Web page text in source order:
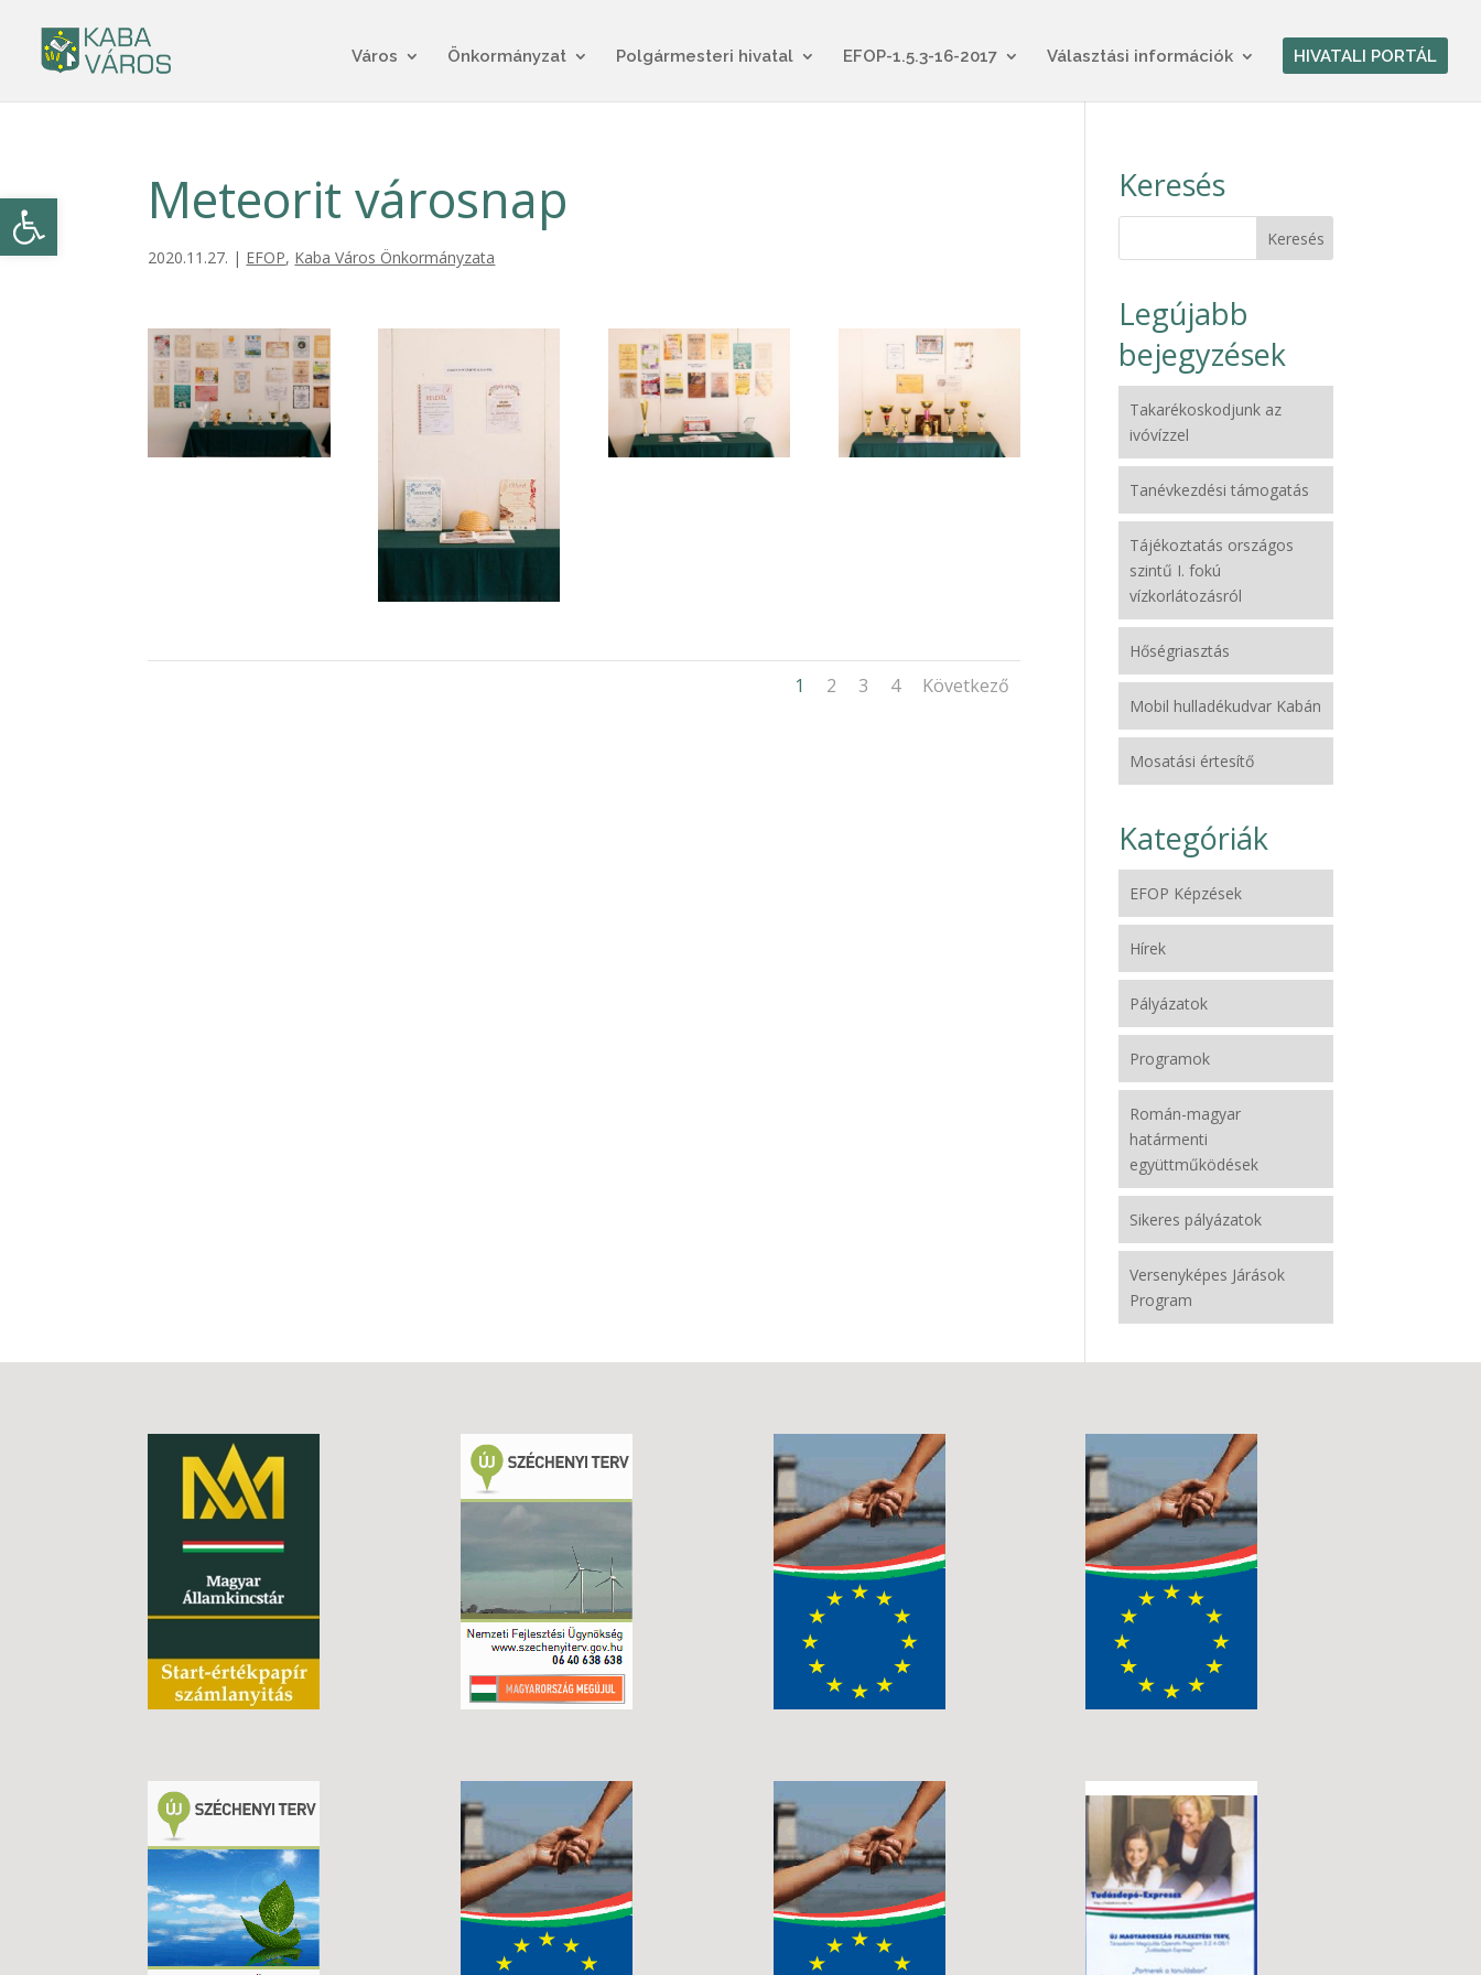
Eszköztár megnyitása
Város Önkormányzat Polgármesteri hivatal EFOP-1.5.3-16-2017 Választási információk HIVATALI PORTÁL
Meteorit városnap
2020.11.27. | EFOP, Kaba Város Önkormányzata
1 2 3 4 Következő
Keresés
Legújabb
bejegyzések
Takarékoskodjunk az
ivóvízzel
Tanévkezdési támogatás
Tájékoztatás országos
szintű I. fokú
vízkorlátozásról
Hőségriasztás
Mobil hulladékudvar Kabán
Mosatási értesítő
Kategóriák
EFOP Képzések
Hírek
Pályázatok
Programok
Román-magyar
határmenti
együttműködések
Sikeres pályázatok
Versenyképes Járások
Program